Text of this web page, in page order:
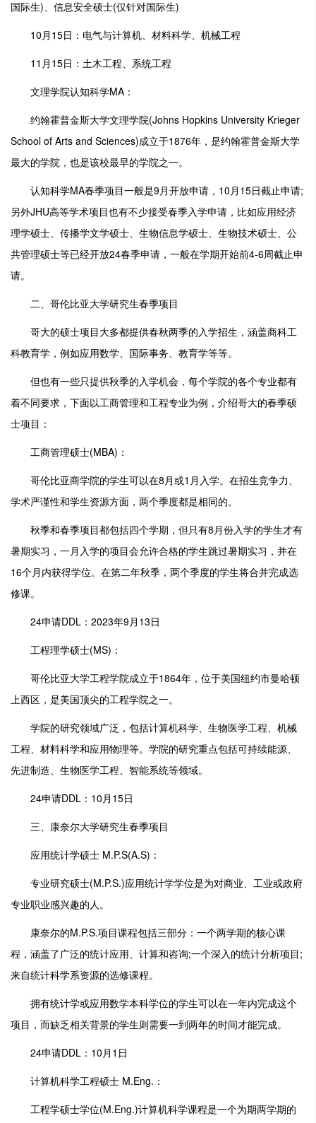
国际生)、信息安全硕士(仅针对国际生)
10月15日：电气与计算机、材料科学、机械工程
11月15日：土木工程、系统工程
文理学院认知科学MA：
约翰霍普金斯大学文理学院(Johns Hopkins University Krieger
School of Arts and Sciences)成立于1876年，是约翰霍普金斯大学
最大的学院，也是该校最早的学院之一。
认知科学MA春季项目一般是9月开放申请，10月15日截止申请;
另外JHU高等学术项目也有不少接受春季入学申请，比如应用经济
理学硕士、传播学文学硕士、生物信息学硕士、生物技术硕士、公
共管理硕士等已经开放24春季申请，一般在学期开始前4-6周截止申
请。
二、哥伦比亚大学研究生春季项目
哥大的硕士项目大多都提供春秋两季的入学招生，涵盖商科工
科教育学，例如应用数学、国际事务、教育学等等。
但也有一些只提供秋季的入学机会，每个学院的各个专业都有
着不同要求，下面以工商管理和工程专业为例，介绍哥大的春季硕
士项目：
工商管理硕士(MBA)：
哥伦比亚商学院的学生可以在8月或1月入学。在招生竞争力、
学术严谨性和学生资源方面，两个季度都是相同的。
秋季和春季项目都包括四个学期，但只有8月份入学的学生才有
暑期实习，一月入学的项目会允许合格的学生跳过暑期实习，并在
16个月内获得学位。在第二年秋季，两个季度的学生将合并完成选
修课。
24申请DDL：2023年9月13日
工程理学硕士(MS)：
哥伦比亚大学工程学院成立于1864年，位于美国纽约市曼哈顿
上西区，是美国顶尖的工程学院之一。
学院的研究领域广泛，包括计算机科学、生物医学工程、机械
工程、材料科学和应用物理等。学院的研究重点包括可持续能源、
先进制造、生物医学工程、智能系统等领域。
24申请DDL：10月15日
三、康奈尔大学研究生春季项目
应用统计学硕士 M.P.S(A.S)：
专业研究硕士(M.P.S.)应用统计学学位是为对商业、工业或政府
专业职业感兴趣的人。
康奈尔的M.P.S.项目课程包括三部分：一个两学期的核心课
程，涵盖了广泛的统计应用、计算和咨询;一个深入的统计分析项目;
来自统计科学系资源的选修课程。
拥有统计学或应用数学本科学位的学生可以在一年内完成这个
项目，而缺乏相关背景的学生则需要一到两年的时间才能完成。
24申请DDL：10月1日
计算机科学工程硕士 M.Eng.：
工程学硕士学位(M.Eng.)计算机科学课程是一个为期两学期的